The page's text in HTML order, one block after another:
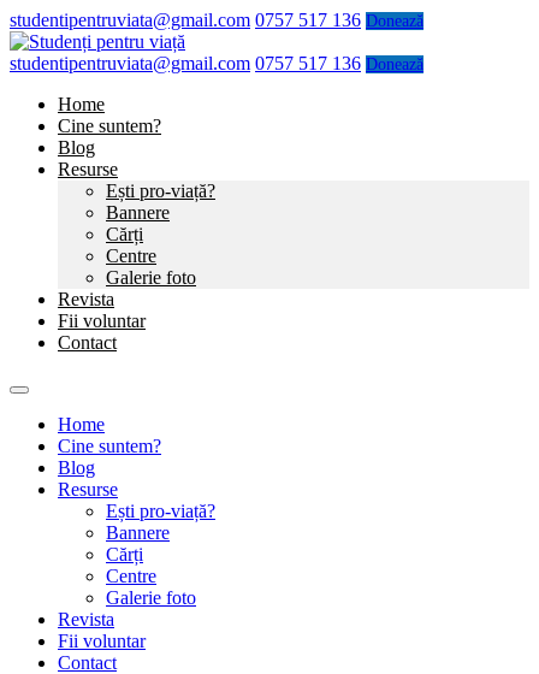
studentipentruviata@gmail.com 0757 517 136 Donează
studentipentruviata@gmail.com 0757 517 136 Donează
Home
Cine suntem?
Blog
Resurse
Ești pro-viață?
Bannere
Cărți
Centre
Galerie foto
Revista
Fii voluntar
Contact
Home
Cine suntem?
Blog
Resurse
Ești pro-viață?
Bannere
Cărți
Centre
Galerie foto
Revista
Fii voluntar
Contact